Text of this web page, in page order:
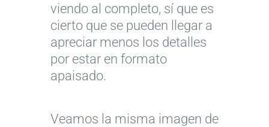
viendo al completo, sí que es
cierto que se pueden llegar a
apreciar menos los detalles
por estar en formato
apaisado.
Veamos la misma imagen de